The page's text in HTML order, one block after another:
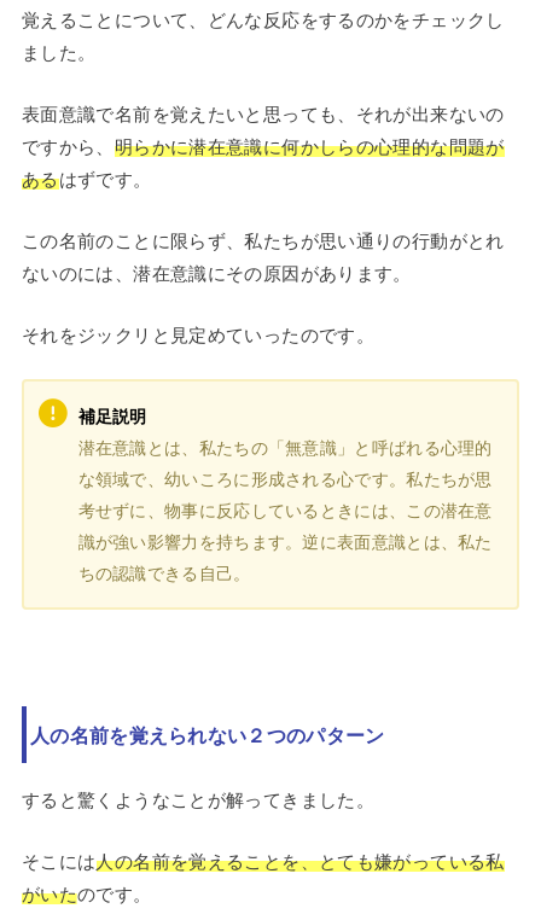
覚えることについて、どんな反応をするのかをチェックし
ました。
表面意識で名前を覚えたいと思っても、それが出来ないの
ですから、 明らかに潜在意識に何かしらの心理的な問題が
あるはずです。
この名前のことに限らず、私たちが思い通りの行動がとれ
ないのには、潜在意識にその原因があります。
それをジックリと見定めていったのです。
補足説明
潜在意識とは、私たちの「無意識」と呼ばれる心理的
な領域で、幼いころに形成される心です。私たちが思
考せずに、物事に反応しているときには、この潜在意
識が強い影響力を持ちます。逆に表面意識とは、私た
ちの認識できる自己。
人の名前を覚えられない２つのパターン
すると驚くようなことが解ってきました。
そこには人の名前を覚えることを、とても嫌がっている私
がいたのです。